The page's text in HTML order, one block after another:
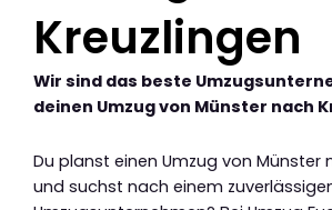
Kreuzlingen
Wir sind das beste
deinen Umzug von Münster nach
Du planst einen Umzug von Münster
und suchst nach einem